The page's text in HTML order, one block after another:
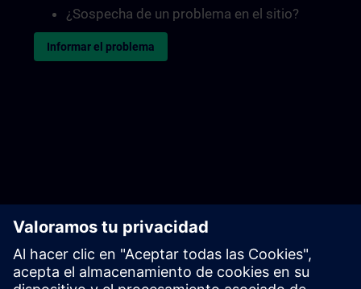
¿Sospecha de un problema en el sitio?
Informar el problema